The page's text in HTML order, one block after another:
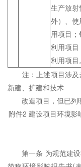
生产放
外）、使
用项目
利用项
利用项目。
注：上述项目涉及
新建、扩建和技术
改造项目，但已列
附件2 建设项目环境
第一条 为规范建设